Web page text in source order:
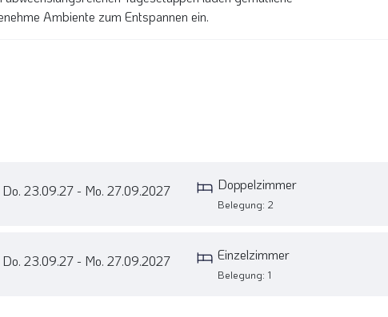
Ambiente zum Entspannen ein.
Do. 23.09.27 - Mo. 27.09.2027 Doppelzimmer
Belegung: 2
Do. 23.09.27 - Mo. 27.09.2027 Einzelzimmer
Belegung: 1